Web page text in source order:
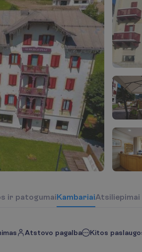
s ir patogumaiKambariaiAtsiliepimai
Atstovo pagalba Kitos